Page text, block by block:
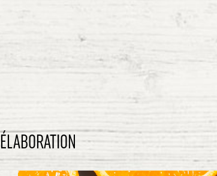
ÉLABORATION